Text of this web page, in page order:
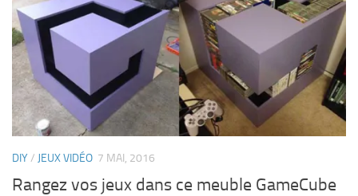
DIY/ JEUX VIDÉO 7 MAI, 2016
Rangez vos jeux dans ce meuble GameCube